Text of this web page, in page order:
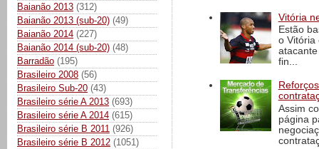
Baianão 2013 (312)
Baianão 2013 (sub-20) (49)
Baianão 2014 (227)
Baianão 2014 (sub-20) (48)
Barradão (195)
Brasileiro 2008 (56)
Brasileiro Sub-20 (43)
Brasileiro série A 2013 (693)
Brasileiro série A 2014 (615)
Brasileiro série B 2011 (926)
Brasileiro série B 2012 (1051)
Vitória
Estão
o Vitória
fin...
Assim
página